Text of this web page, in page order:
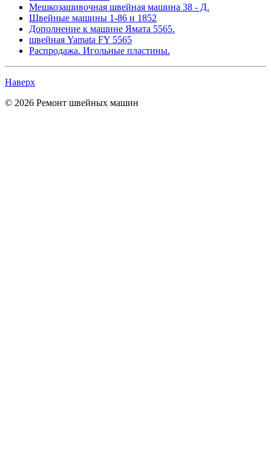
Мешкозашивочная швейная машина 38 - Д.
Швейные машины 1-86 и 1852
Дополнение к машине Ямата 5565.
швейная Yamata FY 5565
Распродажа. Игольные пластины.
Наверх
© 2026 Ремонт швейных машин